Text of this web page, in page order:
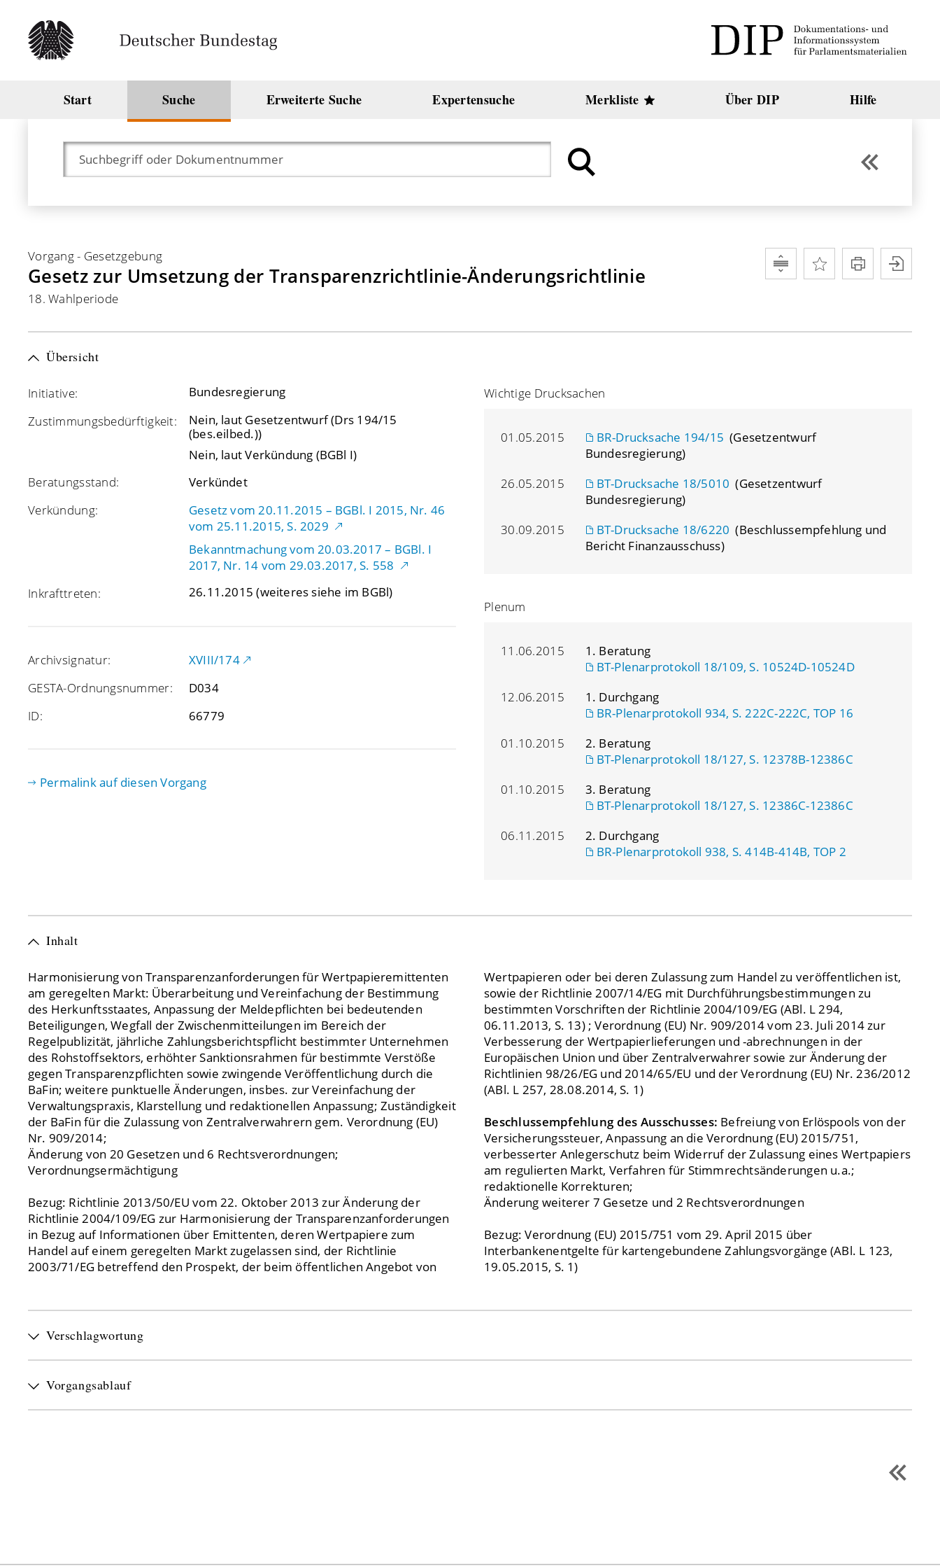
Start Suche Erweiterte Suche Expertensuche Merkliste Über DIP Hilfe
Vorgang- Gesetzgebung
Gesetz zur Umsetzung der Transparenzrichtlinie-Änderungsrichtlinie
18. Wahlperiode
Übersicht
Initiative:
Bundesregierung
Zustimmungsbedürftigkeit:
Nein, laut Gesetzentwurf (Drs 194/15
(bes.eilbed.))
Nein, laut Verkündung (BGBl I)
Beratungsstand:
Verkündet
Verkündung:
Gesetz vom 20.11.2015 – BGBl. I 2015, Nr. 46
vom 25.11.2015, S. 2029
Bekanntmachung vom 20.03.2017 – BGBl. I
2017, Nr. 14 vom 29.03.2017, S. 558
Inkrafttreten:
26.11.2015 (weiteres siehe im BGBl)
Archivsignatur:
XVIII/174
GESTA-Ordnungsnummer:
D034
ID:
66779
Permalink auf diesen Vorgang
Wichtige Drucksachen
01.05.2015 BR-Drucksache 194/15 (Gesetzentwurf
Bundesregierung)
26.05.2015
BT-Drucksache 18/5010 (Gesetzentwurf
Bundesregierung)
30.09.2015
BT-Drucksache 18/6220 (Beschlussempfehlung und
Bericht Finanzausschuss)
Plenum
11.06.2015
1. Beratung
BT-Plenarprotokoll 18/109, S. 10524D-10524D
12.06.2015
1. Durchgang
BR-Plenarprotokoll 934, S. 222C-222C, TOP 16
01.10.2015
2. Beratung
BT-Plenarprotokoll 18/127, S. 12378B-12386C
01.10.2015
3. Beratung
BT-Plenarprotokoll 18/127, S. 12386C-12386C
06.11.2015
2. Durchgang
BR-Plenarprotokoll 938, S. 414B-414B, TOP 2
Inhalt
Harmonisierung von Transparenzanforderungen für Wertpapieremittenten
am geregelten Markt: Überarbeitung und Vereinfachung der Bestimmung
des Herkunftsstaates, Anpassung der Meldepflichten bei bedeutenden
Beteiligungen, Wegfall der Zwischenmitteilungen im Bereich der
Regelpublizität, jährliche Zahlungsberichtspflicht bestimmter Unternehmen
des Rohstoffsektors, erhöhter Sanktionsrahmen für bestimmte Verstöße
gegen Transparenzpflichten sowie zwingende Veröffentlichung durch die
BaFin; weitere punktuelle Änderungen, insbes. zur Vereinfachung der
Verwaltungspraxis, Klarstellung und redaktionellen Anpassung; Zuständigkeit
der BaFin für die Zulassung von Zentralverwahrern gem. Verordnung (EU)
Nr. 909/2014;
Änderung von 20 Gesetzen und 6 Rechtsverordnungen;
Verordnungsermächtigung
Bezug: Richtlinie 2013/50/EU vom 22. Oktober 2013 zur Änderung der
Richtlinie 2004/109/EG zur Harmonisierung der Transparenzanforderungen
in Bezug auf Informationen über Emittenten, deren Wertpapiere zum
Handel auf einem geregelten Markt zugelassen sind, der Richtlinie
2003/71/EG betreffend den Prospekt, der beim öffentlichen Angebot von
Wertpapieren oder bei deren Zulassung zum Handel zu veröffentlichen ist,
sowie der Richtlinie 2007/14/EG mit Durchführungsbestimmungen zu
bestimmten Vorschriften der Richtlinie 2004/109/EG (ABl. L 294,
06.11.2013, S. 13) ; Verordnung (EU) Nr. 909/2014 vom 23. Juli 2014 zur
Verbesserung der Wertpapierlieferungen und -abrechnungen in der
Europäischen Union und über Zentralverwahrer sowie zur Änderung der
Richtlinien 98/26/EG und 2014/65/EU und der Verordnung (EU) Nr. 236/2012
(ABl. L 257, 28.08.2014, S. 1)
Beschlussempfehlung des Ausschusses: Befreiung von Erlöspools von der
Versicherungssteuer, Anpassung an die Verordnung (EU) 2015/751,
verbesserter Anlegerschutz beim Widerruf der Zulassung eines Wertpapiers
am regulierten Markt, Verfahren für Stimmrechtsänderungen u.a.;
redaktionelle Korrekturen;
Änderung weiterer 7 Gesetze und 2 Rechtsverordnungen
Bezug: Verordnung (EU) 2015/751 vom 29. April 2015 über
Interbankenentgelte für kartengebundene Zahlungsvorgänge (ABl. L 123,
19.05.2015, S. 1)
Verschlagwortung
Vorgangsablauf